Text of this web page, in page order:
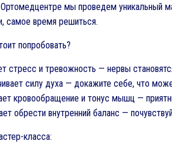
мы проведем уникальный
самое время решиться.
попробовать?
стресс и тревожность — нервы
силу духа — докажите себе, что
кровообращение и тонус мышц —
обрести внутренний баланс —
класса: